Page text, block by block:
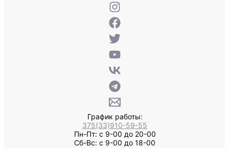
График работы:
375(33)910-59-55
Пн-Пт: с 9-00 до 20-00
Сб-Вс: с 9-00 до 18-00